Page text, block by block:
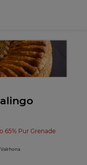
en ligne
65% Pur Grenade
Valrhona